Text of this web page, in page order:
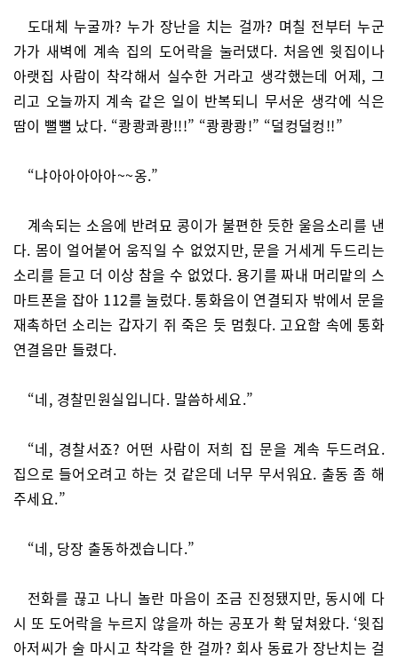
도대체 누굴까? 누가 장난을 치는 걸까? 며칠 전부터 누군
가가 새벽에 계속 집의 도어락을 눌러댔다. 처음엔 윗집이나
아랫집 사람이 착각해서 실수한 거라고 생각했는데 어제, 그
리고 오늘까지 계속 같은 일이 반복되니 무서운 생각에 식은
땀이 뻘뻘 났다. “쾅쾅콰쾅!!!” “쾅쾅쾅!” “덜컹덜컹!!”
“냐아아아아아~~옹.”
계속되는 소음에 반려묘 콩이가 불편한 듯한 울음소리를 낸
다. 몸이 얼어붙어 움직일 수 없었지만, 문을 거세게 두드리는
소리를 듣고 더 이상 참을 수 없었다. 용기를 짜내 머리맡의 스
마트폰을 잡아 112를 눌렀다. 통화음이 연결되자 밖에서 문을
재촉하던 소리는 갑자기 쥐 죽은 듯 멈췄다. 고요함 속에 통화
연결음만 들렸다.
“네, 경찰민원실입니다. 말씀하세요.”
“네, 경찰서죠? 어떤 사람이 저희 집 문을 계속 두드려요.
집으로 들어오려고 하는 것 같은데 너무 무서워요. 출동 좀 해
주세요.”
“네, 당장 출동하겠습니다.”
전화를 끊고 나니 놀란 마음이 조금 진정됐지만, 동시에 다
시 또 도어락을 누르지 않을까 하는 공포가 확 덮쳐왔다. ‘윗집
아저씨가 술 마시고 착각을 한 걸까? 회사 동료가 장난치는 걸